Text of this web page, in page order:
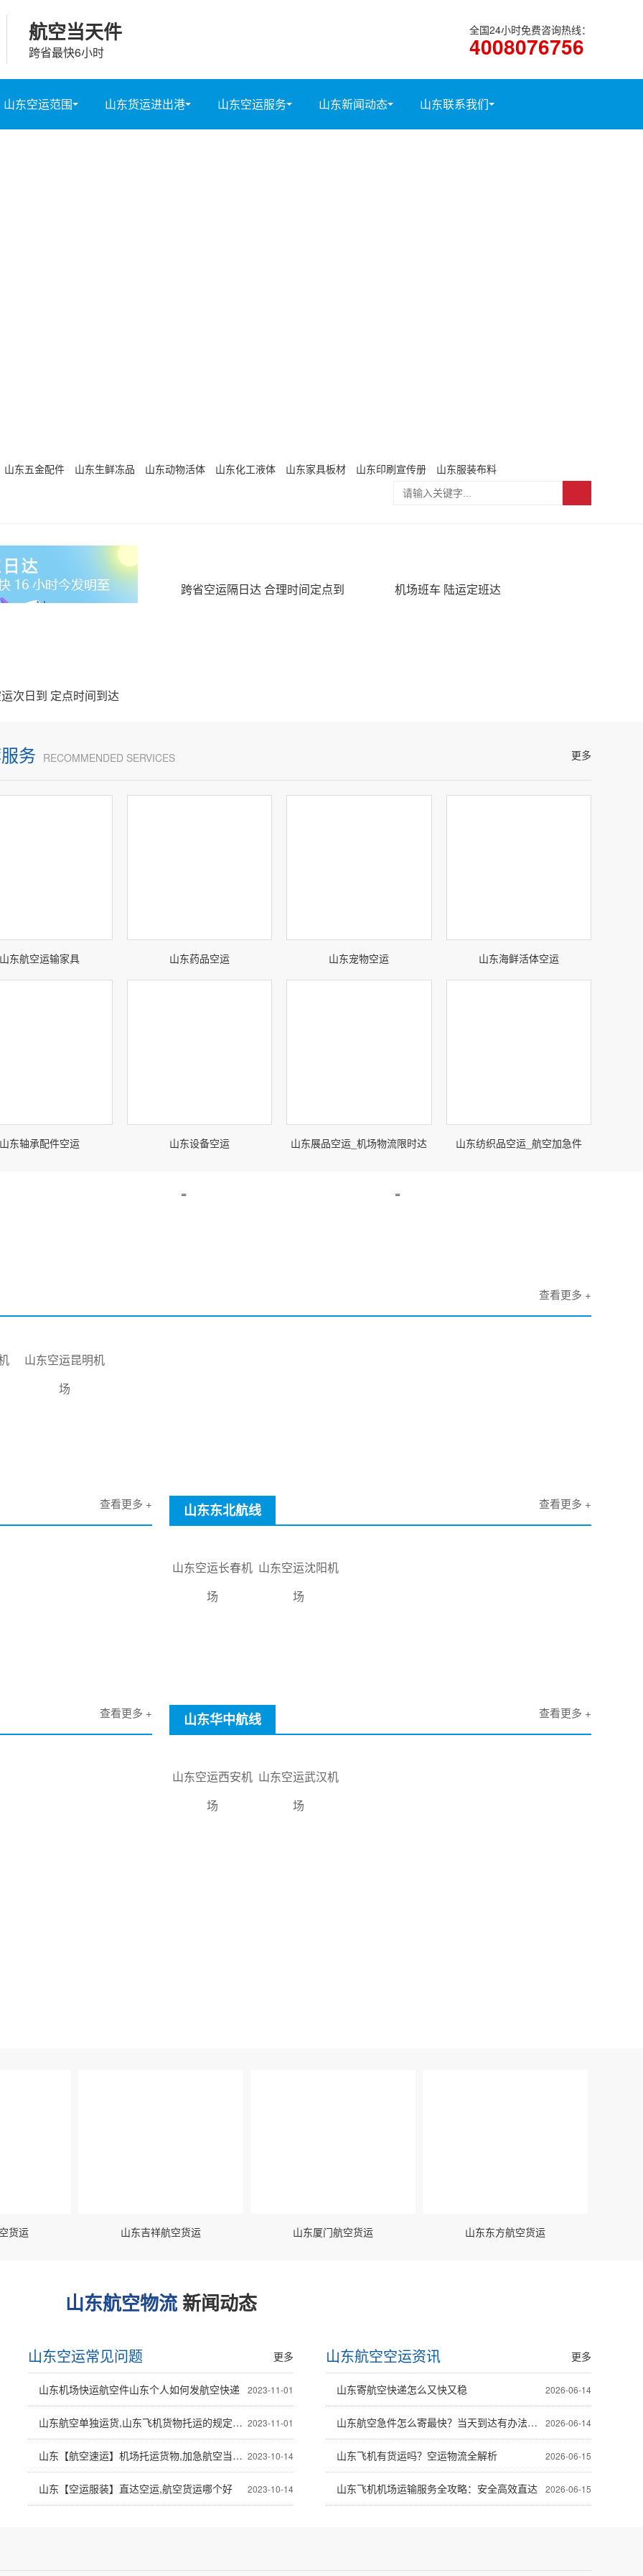
航空当天件
跨省最快6小时
全国24小时免费咨询热线：
4008076756
山东空运范围 山东货运进出港 山东空运服务 山东新闻动态 山东联系我们
山东五金配件 山东生鲜冻品 山东动物活体 山东化工液体 山东家具板材 山东印刷宣传册 山东服装布料
次日到 定点时间到达
跨省空运隔日达 合理时间定点到 机场班车 陆运定班达
更多
务 RECOMMENDED SERVICES
山东航空运输家具 山东药品空运 山东宠物空运 山东海鲜活体空运
山东轴承配件空运 山东设备空运 山东展品空运_机场物流限时达 山东纺织品空运_航空加急件
= =
查看更多 +
山东空运昆明机
场
查看更多 + 查看更多 +
山东东北航线
山东空运长春机
场
山东空运沈阳机
场
查看更多 + 查看更多 +
山东华中航线
山东空运西安机
场
山东空运武汉机
场
货运 山东吉祥航空货运 山东厦门航空货运 山东东方航空货运
山东航空物流 新闻动态
更多
山东空运常见问题
2023-11-01
山东机场快运航空件山东个人如何发航空快递
2023-11-01
山东航空单独运货,山东飞机货物托运的规定与流程
2023-10-14
山东【航空速运】机场托运货物,加急航空当日达
2023-10-14
山东【空运服装】直达空运,航空货运哪个好
更多
山东航空空运资讯
2026-06-14
山东寄航空快递怎么又快又稳
2026-06-14
山东航空急件怎么寄最快？当天到达有办法吗？
2026-06-15
山东飞机有货运吗？空运物流全解析
2026-06-15
山东飞机机场运输服务全攻略：安全高效直达